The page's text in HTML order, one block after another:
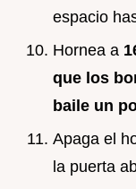
espacio
Hornea a
que los
baile un
Apaga el
la puerta